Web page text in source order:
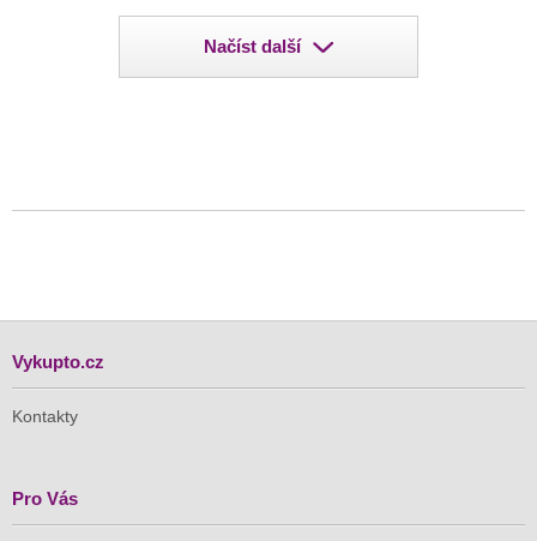
Načíst další
Vykupto.cz
Kontakty
Pro Vás